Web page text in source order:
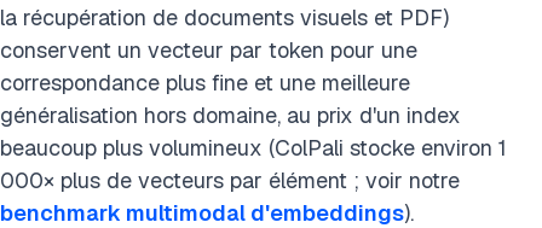
la récupération de documents visuels et PDF)
conservent un vecteur par token pour une
correspondance plus fine et une meilleure
généralisation hors domaine, au prix d'un index
beaucoup plus volumineux (ColPali stocke environ 1
000× plus de vecteurs par élément ; voir notre
benchmark multimodal d'embeddings).